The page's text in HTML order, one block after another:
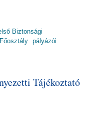
Biztonsági
pályázói
Tájékoztató